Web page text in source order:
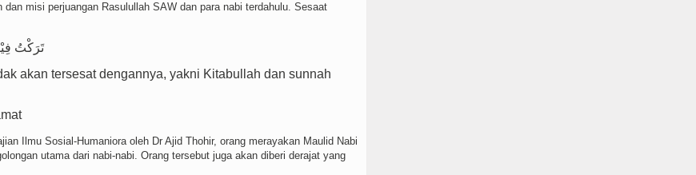
misi perjuangan Rasulullah SAW dan para nabi terdahulu. Sesaat
تَرَكْتُ
akan tersesat dengannya, yakni Kitabullah dan sunnah
Ilmu Sosial-Humaniora oleh Dr Ajid Thohir, orang merayakan Maulid Nabi
utama dari nabi-nabi. Orang tersebut juga akan diberi derajat yang